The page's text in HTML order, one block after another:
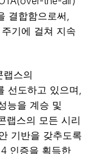
결합함으로써,
기에 걸쳐 지속
스의
선도하고 있으며,
능을 계승 및
랩스의 모든 시리
기반을 갖추도록
인증을 획득한